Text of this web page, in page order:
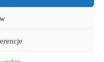
oraz to co
19